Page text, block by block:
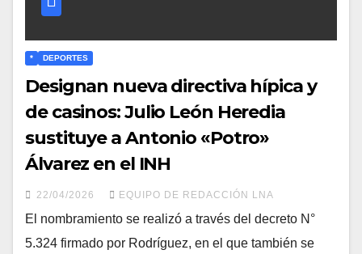
* DEPORTES
Designan nueva directiva hípica y
de casinos: Julio León Heredia
sustituye a Antonio «Potro»
Álvarez en el INH
22/04/2026 EQUIPO DE REDACCIÓN LNA
El nombramiento se realizó a través del decreto N°
5.324 firmado por Rodríguez, en el que también se